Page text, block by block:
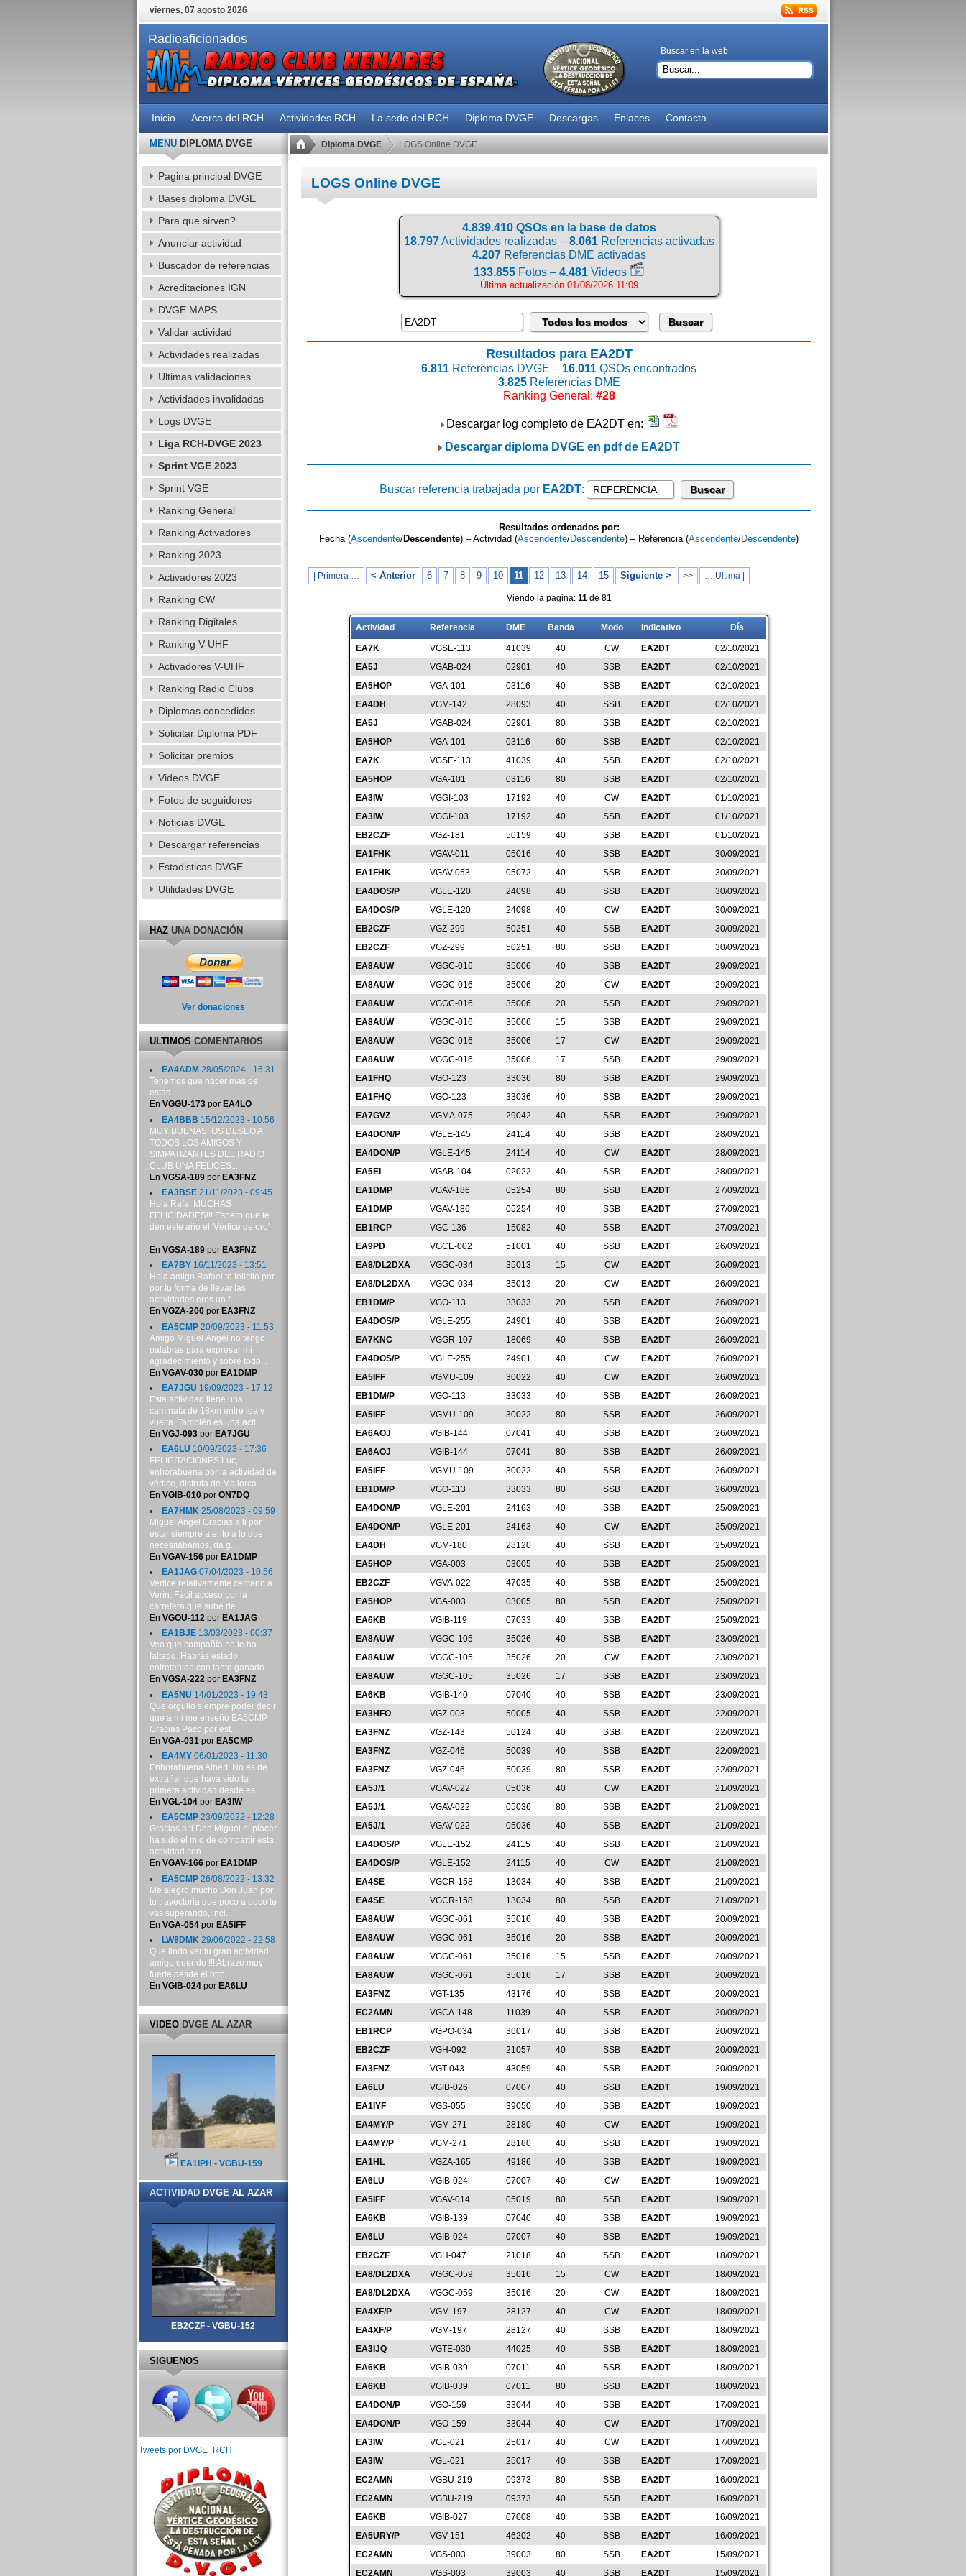
viernes, 07 agosto 2026
Radioaficionados
Buscar en la web
Inicio Acerca del RCH Actividades RCH La sede del RCH Diploma DVGE Descargas Enlaces Contacta
Diploma DVGE LOGS Online DVGE
LOGS Online DVGE
4.839.410 QSOs en la base de datos
18.797Actividades realizadas – 8.061Referencias activadas
4.207Referencias DME activadas
133.855 Fotos – 4.481 Videos
Última actualización 01/08/2026 11:09
Resultados para EA2DT
6.811 Referencias DVGE – 16.011 QSOs encontrados
3.825Referencias DME
Ranking General: #28
Descargar log completo de EA2DT en:
Descargar diploma DVGE en pdf de EA2DT
Buscar referencia trabajada por EA2DT:
Resultados ordenados por:
Fecha (Ascendente/Descendente) – Actividad (Ascendente/Descendente) – Referencia (Ascendente/Descendente)
| Primera … < Anterior 6 7 8 9 10 11 12 13 14 15 Siguiente > >> … Ultima |
Viendo la pagina: 11de 81
Actividad Referencia DME Banda Modo Indicativo Día
EA7K VGSE-113 41039 40 CW EA2DT
02/10/2021
EA5J
VGAB-024 02901 40 SSB EA2DT
02/10/2021
EA5HOP
VGA-101 03116 40 SSB EA2DT
02/10/2021
EA4DH
VGM-142 28093 40 SSB EA2DT
02/10/2021
EA5J
VGAB-024 02901 80 SSB EA2DT
02/10/2021
EA5HOP
VGA-101 03116 60 SSB EA2DT
02/10/2021
EA7K
VGSE-113 41039 40 SSB EA2DT
02/10/2021
EA5HOP
VGA-101 03116 80 SSB EA2DT
02/10/2021
EA3IW
VGGI-103 17192 40 CW EA2DT
01/10/2021
EA3IW
VGGI-103 17192 40 SSB EA2DT
01/10/2021
EB2CZF
VGZ-181 50159 40 SSB EA2DT
01/10/2021
EA1FHK
VGAV-011 05016 40 SSB EA2DT
30/09/2021
EA1FHK
VGAV-053 05072 40 SSB EA2DT
30/09/2021
EA4DOS/P
VGLE-120 24098 40 SSB EA2DT
30/09/2021
EA4DOS/P
VGLE-120 24098 40 CW EA2DT
30/09/2021
EB2CZF
VGZ-299 50251 40 SSB EA2DT
30/09/2021
EB2CZF
VGZ-299 50251 80 SSB EA2DT
30/09/2021
EA8AUW
VGGC-016 35006 40 SSB EA2DT
29/09/2021
EA8AUW
VGGC-016 35006 20 CW EA2DT
29/09/2021
EA8AUW
VGGC-016 35006 20 SSB EA2DT
29/09/2021
EA8AUW
VGGC-016 35006 15 SSB EA2DT
29/09/2021
EA8AUW
VGGC-016 35006 17 CW EA2DT
29/09/2021
EA8AUW
VGGC-016 35006 17 SSB EA2DT
29/09/2021
EA1FHQ
VGO-123 33036 80 SSB EA2DT
29/09/2021
EA1FHQ
VGO-123 33036 40 SSB EA2DT
29/09/2021
EA7GVZ
VGMA-075 29042 40 SSB EA2DT
29/09/2021
EA4DON/P
VGLE-145 24114 40 SSB EA2DT
28/09/2021
EA4DON/P
VGLE-145 24114 40 CW EA2DT
28/09/2021
EA5EI
VGAB-104 02022 40 SSB EA2DT
28/09/2021
EA1DMP
VGAV-186 05254 80 SSB EA2DT
27/09/2021
EA1DMP
VGAV-186 05254 40 SSB EA2DT
27/09/2021
EB1RCP
VGC-136 15082 40 SSB EA2DT
27/09/2021
EA9PD
VGCE-002 51001 40 SSB EA2DT
26/09/2021
EA8/DL2DXA
VGGC-034 35013 15 CW EA2DT
26/09/2021
EA8/DL2DXA
VGGC-034 35013 20 CW EA2DT
26/09/2021
EB1DM/P
VGO-113 33033 20 SSB EA2DT
26/09/2021
EA4DOS/P
VGLE-255 24901 40 SSB EA2DT
26/09/2021
EA7KNC
VGGR-107 18069 40 SSB EA2DT
26/09/2021
EA4DOS/P
VGLE-255 24901 40 CW EA2DT
26/09/2021
EA5IFF
VGMU-109 30022 40 CW EA2DT
26/09/2021
EB1DM/P
VGO-113 33033 40 SSB EA2DT
26/09/2021
EA5IFF
VGMU-109 30022 80 SSB EA2DT
26/09/2021
EA6AOJ
VGIB-144 07041 40 SSB EA2DT
26/09/2021
EA6AOJ
VGIB-144 07041 80 SSB EA2DT
26/09/2021
EA5IFF
VGMU-109 30022 40 SSB EA2DT
26/09/2021
EB1DM/P
VGO-113 33033 80 SSB EA2DT
26/09/2021
EA4DON/P
VGLE-201 24163 40 SSB EA2DT
25/09/2021
EA4DON/P
VGLE-201 24163 40 CW EA2DT
25/09/2021
EA4DH
VGM-180 28120 40 SSB EA2DT
25/09/2021
EA5HOP
VGA-003 03005 40 SSB EA2DT
25/09/2021
EB2CZF
VGVA-022 47035 40 SSB EA2DT
25/09/2021
EA5HOP
VGA-003 03005 80 SSB EA2DT
25/09/2021
EA6KB
VGIB-119 07033 40 SSB EA2DT
25/09/2021
EA8AUW
VGGC-105 35026 40 SSB EA2DT
23/09/2021
EA8AUW
VGGC-105 35026 20 CW EA2DT
23/09/2021
EA8AUW
VGGC-105 35026 17 SSB EA2DT
23/09/2021
EA6KB
VGIB-140 07040 40 SSB EA2DT
23/09/2021
EA3HFO
VGZ-003 50005 40 SSB EA2DT
22/09/2021
EA3FNZ
VGZ-143 50124 40 SSB EA2DT
22/09/2021
EA3FNZ
VGZ-046 50039 40 SSB EA2DT
22/09/2021
EA3FNZ
VGZ-046 50039 80 SSB EA2DT
22/09/2021
EA5J/1
VGAV-022 05036 40 CW EA2DT
21/09/2021
EA5J/1
VGAV-022 05036 80 SSB EA2DT
21/09/2021
EA5J/1
VGAV-022 05036 40 SSB EA2DT
21/09/2021
EA4DOS/P
VGLE-152 24115 40 SSB EA2DT
21/09/2021
EA4DOS/P
VGLE-152 24115 40 CW EA2DT
21/09/2021
EA4SE
VGCR-158 13034 40 SSB EA2DT
21/09/2021
EA4SE
VGCR-158 13034 80 SSB EA2DT
21/09/2021
EA8AUW
VGGC-061 35016 40 SSB EA2DT
20/09/2021
EA8AUW
VGGC-061 35016 20 SSB EA2DT
20/09/2021
EA8AUW
VGGC-061 35016 15 SSB EA2DT
20/09/2021
EA8AUW
VGGC-061 35016 17 SSB EA2DT
20/09/2021
EA3FNZ
VGT-135 43176 40 SSB EA2DT
20/09/2021
EC2AMN
VGCA-148 11039 40 SSB EA2DT
20/09/2021
EB1RCP
VGPO-034 36017 40 SSB EA2DT
20/09/2021
EB2CZF
VGH-092 21057 40 SSB EA2DT
20/09/2021
EA3FNZ
VGT-043 43059 40 SSB EA2DT
20/09/2021
EA6LU
VGIB-026 07007 40 SSB EA2DT
19/09/2021
EA1IYF
VGS-055 39050 40 SSB EA2DT
19/09/2021
EA4MY/P
VGM-271 28180 40 CW EA2DT
19/09/2021
EA4MY/P
VGM-271 28180 40 SSB EA2DT
19/09/2021
EA1HL
VGZA-165 49186 40 SSB EA2DT
19/09/2021
EA6LU
VGIB-024 07007 40 CW EA2DT
19/09/2021
EA5IFF
VGAV-014 05019 80 SSB EA2DT
19/09/2021
EA6KB
VGIB-139 07040 40 SSB EA2DT
19/09/2021
EA6LU
VGIB-024 07007 40 SSB EA2DT
19/09/2021
EB2CZF
VGH-047 21018 40 SSB EA2DT
18/09/2021
EA8/DL2DXA
VGGC-059 35016 15 CW EA2DT
18/09/2021
EA8/DL2DXA
VGGC-059 35016 20 CW EA2DT
18/09/2021
EA4XF/P
VGM-197 28127 40 CW EA2DT
18/09/2021
EA4XF/P
VGM-197 28127 40 SSB EA2DT
18/09/2021
EA3IJQ
VGTE-030 44025 40 SSB EA2DT
18/09/2021
EA6KB
VGIB-039 07011 40 SSB EA2DT
18/09/2021
EA6KB
VGIB-039 07011 80 SSB EA2DT
18/09/2021
EA4DON/P
VGO-159 33044 40 SSB EA2DT
17/09/2021
EA4DON/P
VGO-159 33044 40 CW EA2DT
17/09/2021
EA3IW
VGL-021 25017 40 CW EA2DT
17/09/2021
EA3IW
VGL-021 25017 40 SSB EA2DT
17/09/2021
EC2AMN
VGBU-219 09373 80 SSB EA2DT
16/09/2021
EC2AMN
VGBU-219 09373 40 SSB EA2DT
16/09/2021
EA6KB
VGIB-027 07008 40 SSB EA2DT
16/09/2021
EA5URY/P
VGV-151 46202 40 SSB EA2DT
16/09/2021
EC2AMN
VGS-003 39003 80 SSB EA2DT
15/09/2021
EC2AMN
VGS-003 39003 40 SSB EA2DT 15/09/2021
MENUDIPLOMA DVGE
Pagina principal DVGE
Bases diploma DVGE
Para que sirven?
Anunciar actividad
Buscador de referencias
Acreditaciones IGN
DVGE MAPS
Validar actividad
Actividades realizadas
Ultimas validaciones
Actividades invalidadas
Logs DVGE
Liga RCH-DVGE 2023
Sprint VGE 2023
Sprint VGE
Ranking General
Ranking Activadores
Ranking 2023
Activadores 2023
Ranking CW
Ranking Digitales
Ranking V-UHF
Activadores V-UHF
Ranking Radio Clubs
Diplomas concedidos
Solicitar Diploma PDF
Solicitar premios
Videos DVGE
Fotos de seguidores
Noticias DVGE
Descargar referencias
Estadisticas DVGE
Utilidades DVGE
HAZUNA DONACIÓN
Ver donaciones
ULTIMOSCOMENTARIOS
EA4ADM 28/05/2024 - 16:31
Tenemos que hacer mas de
estas....
En VGGU-173por EA4LO
EA4BBB 15/12/2023 - 10:56
MUY BUENAS. OS DESEO A
TODOS LOS AMIGOS Y
SIMPATIZANTES DEL RADIO
CLUB UNA FELICES...
En VGSA-189por EA3FNZ
EA3BSE21/11/2023 - 09:45
Hola Rafa. MUCHAS
FELICIDADES!!! Espero que te
den este año el 'Vértice de oro'
...
En VGSA-189por EA3FNZ
EA7BY16/11/2023 - 13:51
Hola amigo Rafael:te felicito por
por tu forma de llevar las
actividades,eres un f...
En VGZA-200por EA3FNZ
EA5CMP20/09/2023 - 11:53
Amigo Miguel Ángel no tengo
palabras para expresar mi
agradecimiento y sobre todo...
En VGAV-030por EA1DMP
EA7JGU 19/09/2023 - 17:12
Esta actividad tiene una
caminata de 18km entre ida y
vuelta. También es una acti...
En VGJ-093por EA7JGU
EA6LU 10/09/2023 - 17:36
FELICITACIONES Luc,
enhorabuena por la actividad de
vértice, disfruta de Mallorca...
En VGIB-010por ON7DQ
EA7HMK 25/08/2023 - 09:59
Miguel Angel Gracias a ti por
estar siempre atento a lo que
necesitábamos, da g...
En VGAV-156por EA1DMP
EA1JAG07/04/2023 - 10:56
Vertice relativamente cercano a
Verín. Fácil acceso por la
carretera que sube de...
En VGOU-112por EA1JAG
EA1BJE13/03/2023 - 00:37
Veo que compañía no te ha
faltado. Habrás estado
entretenido con tanto ganado. ...
En VGSA-222por EA3FNZ
EA5NU 14/01/2023 - 19:43
Que orgullo siempre poder decir
que a mí me enseñó EA5CMP.
Gracias Paco por est...
En VGA-031 por EA5CMP
EA4MY06/01/2023 - 11:30
Enhorabuena Albert. No es de
extrañar que haya sido la
primera actividad desde es...
En VGL-104por EA3IW
EA5CMP23/09/2022 - 12:28
Gracias a ti Don Miguel el placer
ha sido el mío de compartir esta
actividad con ...
En VGAV-166por EA1DMP
EA5CMP26/08/2022 - 13:32
Me alegro mucho Don Juan por
tu trayectoria que poco a poco te
vas superando, incl...
En VGA-054por EA5IFF
LW8DMK29/06/2022 - 22:58
Que lindo ver tu gran actividad
amigo querido !!! Abrazo muy
fuerte desde el otro...
En VGIB-024por EA6LU
VIDEODVGE AL AZAR
EA1IPH - VGBU-159
ACTIVIDADDVGE AL AZAR
EB2CZF - VGBU-152
SIGUENOS
Tweets por DVGE_RCH